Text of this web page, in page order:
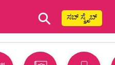
⚲ ಸಬ್ ಸ್ಕ್ರೈಬ್